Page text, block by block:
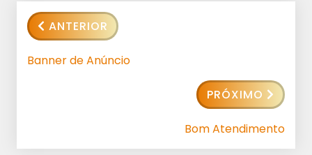
ANTERIOR
Banner de Anúncio
PRÓXIMO
Bom Atendimento